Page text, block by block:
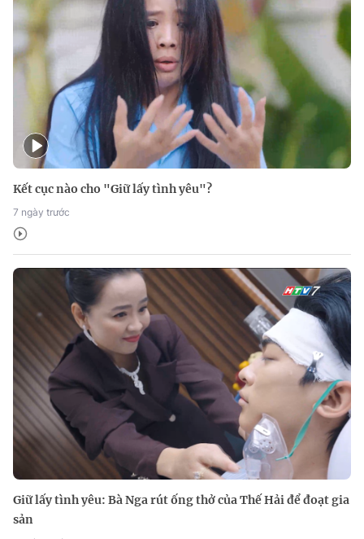
Kết cục nào cho "Giữ lấy tình yêu"?
7 ngày trước
Giữ lấy tình yêu: Bà Nga rút ống thở của Thế Hải để đoạt gia
sản